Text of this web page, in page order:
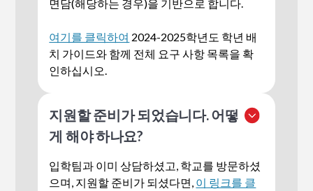
면담(해당하는 경우)을 기반으로 합니다.
여기를 클릭하여 2024-2025학년도 학년 배
치 가이드와 함께 전체 요구 사항 목록을 확
인하십시오.
지원할 준비가 되었습니다. 어떻
게 해야 하나요?
입학팀과 이미 상담하셨고, 학교를 방문하셨
으며, 지원할 준비가 되셨다면, 이 링크를 클